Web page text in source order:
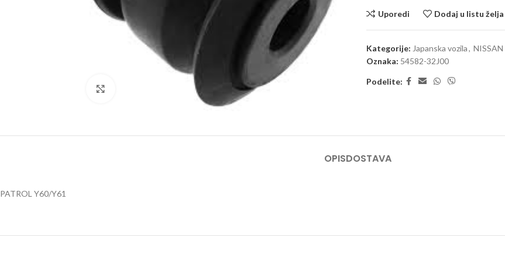
Uporedi Dodaj u listu želja
Kategorije: Japanska vozila, NISSAN
Oznaka: 54582-32J00
Podelite:
OPISDOSTAVA
PATROL Y60/Y61